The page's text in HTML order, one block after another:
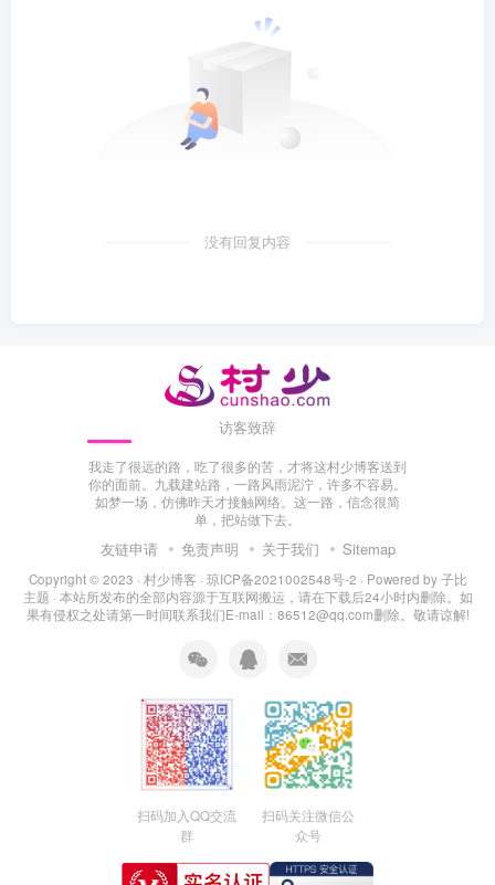
没有回复内容
访客致辞
我走了很远的路，吃了很多的苦，才将这村少博客送到
你的面前。九载建站路，一路风雨泥泞，许多不容易。
如梦一场，仿佛昨天才接触网络。这一路，信念很简
单，把站做下去。
友链申请 免责声明 关于我们 Sitemap
Copyright © 2023 · 村少博客 · 琼ICP备2021002548号-2 · Powered by子比
主题 · 本站所发布的全部内容源于互联网搬运，请在下载后24小时内删除。如
果有侵权之处请第一时间联系我们E-mail：86512@qq.com删除。敬请谅解!
扫码加入QQ交流
群
扫码关注微信公
众号